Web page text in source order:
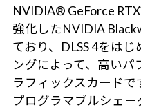
NVIDIA® GeForce
強化したNVIDIA
ており、DLSS 4をは
ングによって、高い
ラフィックスカードで
プログラマブルシェ